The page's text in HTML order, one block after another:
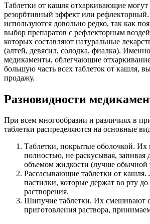
Таблетки от кашля отхаркивающие могут
резорбтивный эффект или
используются довольно редко, так как
выбор препаратов с рефлекторным
которых составляют натуральные
(алтей, девясил, солодка, фиалка).
медикаменты, облегчающие
большую часть всех таблеток от кашля,
продажу.
Разновидности
При всем многообразии и различиях в
таблетки распределяются на основные
Таблетки, покрытые оболочкой. Их
полностью, не раскусывая, запивая
объемом жидкости (лучше обычной
Рассасывающие таблетки от
пастилки, которые держат во рту
растворения.
Шипучие таблетки. Их смешивают
приготовления раствора,